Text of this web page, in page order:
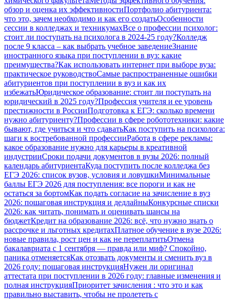
обзор и оценка их эффективностиПортфолио абитуриента:
что это, зачем необходимо и как его создатьОсобенности
сессии в колледжах и техникумахВсе о профессии психолог:
стоит ли поступать на психолога в 2024-25 году?Колледж
после 9 класса – как выбрать учебное заведениеЗнание
иностранного языка при поступлении в вуз: какие
преимущества?Как использовать интернет при выборе вуза:
практическое руководствоСамые распространенные ошибки
абитуриентов при поступлении в вуз и как их
избежатьЮридическое образование: стоит ли поступать на
юридический в 2025 году?Профессия учителя и ее уровень
престижности в РоссииПодготовка к ЕГЭ: сколько времени
нужно абитуриенту?Профессии в сфере робототехники: какие
бывают, где учиться и что сдаватьКак поступить на психолога:
шаги к востребованной профессииРабота в сфере рекламы:
какое образование нужно для карьеры в креативной
индустрииСроки подачи документов в вузы 2026: полный
календарь абитуриентаКуда поступить после колледжа без
ЕГЭ 2026: список вузов, условия и ловушкиМинимальные
баллы ЕГЭ 2026 для поступления: все пороги и как не
остаться за бортомКак подать согласие на зачисление в вуз
2026: пошаговая инструкция и дедлайныКонкурсные списки
2026: как читать, понимать и оценивать шансы на
бюджетКредит на образование 2026: всё, что нужно знать о
рассрочке и льготных кредитахПлатное обучение в вузе 2026:
новые правила, рост цен и как не переплатитьОтмена
бакалавриата с 1 сентября — правда или миф? Спокойно,
паника отменяетсяКак отозвать документы и сменить вуз в
2026 году: пошаговая инструкцияНужен ли оригинал
аттестата при поступлении в 2026 году: главные изменения и
полная инструкцияПриоритет зачисления : что это и как
правильно выставить, чтобы не пролететь с